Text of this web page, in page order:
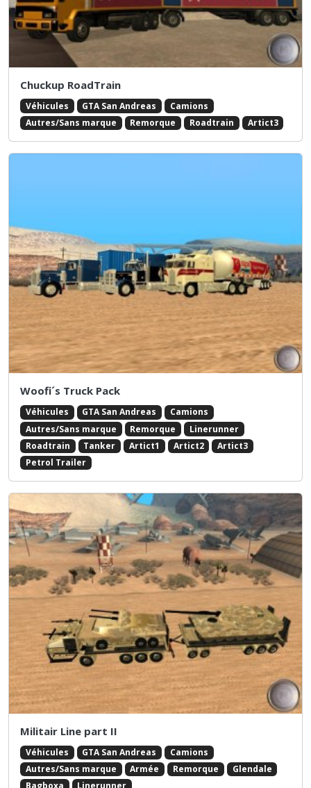
Chuckup RoadTrain
Véhicules GTA San Andreas
Camions
Autres/Sans marque
Remorque Roadtrain Artict3
Woofi´s Truck Pack
Véhicules GTA San Andreas
Camions
Autres/Sans marque
Remorque
Linerunner
Roadtrain
Tanker Artict1 Artict2
Artict3
Petrol Trailer
Militair Line part II
Véhicules GTA San Andreas
Camions
Autres/Sans marque
Armée Remorque
Glendale
Bagboxa
Linerunner